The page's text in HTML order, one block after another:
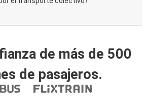
de más de 500
de pasajeros.